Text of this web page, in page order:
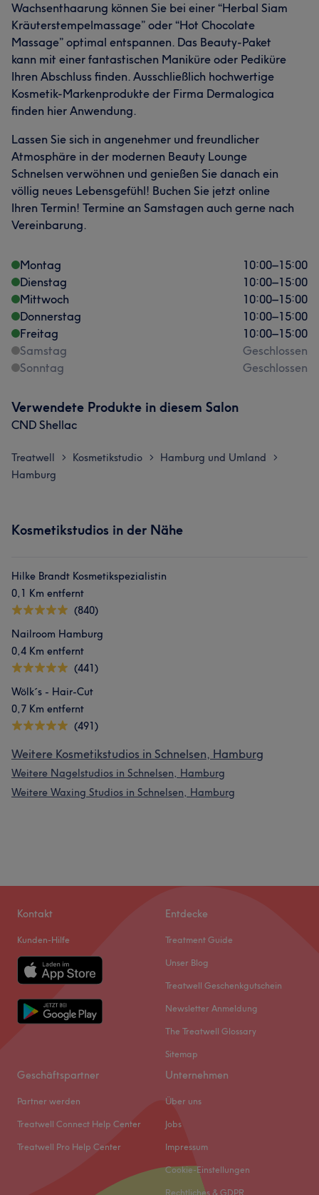
Wachsenthaarung können Sie bei einer “Herbal Siam
Kräuterstempelmassage” oder “Hot Chocolate
Massage” optimal entspannen. Das Beauty-Paket
kann mit einer fantastischen Maniküre oder Pediküre
Ihren Abschluss finden. Ausschließlich hochwertige
Kosmetik-Markenprodukte der Firma Dermalogica
finden hier Anwendung.
Lassen Sie sich in angenehmer und freundlicher
Atmosphäre in der modernen Beauty Lounge
Schnelsen verwöhnen und genießen Sie danach ein
völlig neues Lebensgefühl! Buchen Sie jetzt online
Ihren Termin! Termine an Samstagen auch gerne nach
Vereinbarung.
Montag 10:00–15:00
Dienstag
10:00–15:00
Mittwoch
10:00–15:00
Donnerstag
10:00–15:00
Freitag
10:00–15:00
Samstag
Geschlossen
Sonntag
Geschlossen
Verwendete Produkte in diesem Salon
CND Shellac
Treatwell > Kosmetikstudio > Hamburg und Umland >
Hamburg
Kosmetikstudios in der Nähe
Hilke Brandt Kosmetikspezialistin
0,1 Km entfernt
(840)
Nailroom Hamburg
0,4 Km entfernt
(441)
Wölk´s - Hair-Cut
0,7 Km entfernt
(491)
Weitere Kosmetikstudios in Schnelsen, Hamburg
Weitere Nagelstudios in Schnelsen, Hamburg
Weitere Waxing Studios in Schnelsen, Hamburg
Kontakt
Kunden-Hilfe
Entdecke
Treatment Guide
Unser Blog
Treatwell Geschenkgutschein
Newsletter Anmeldung
The Treatwell Glossary
Sitemap
Geschäftspartner
Partner werden
Treatwell Connect Help Center
Treatwell Pro Help Center
Unternehmen
Über uns
Jobs
Impressum
Cookie-Einstellungen
Rechtliches & GDPR